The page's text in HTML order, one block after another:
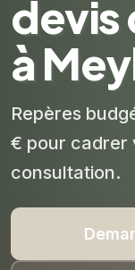
devis
à
Repères
€ pour cadrer
consultation.